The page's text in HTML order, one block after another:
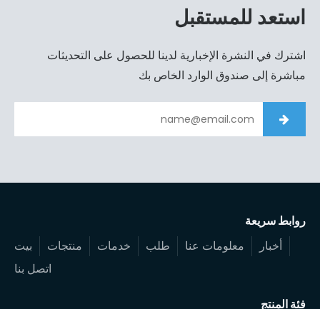
استعد للمستقبل
اشترك في النشرة الإخبارية لدينا للحصول على التحديثات
مباشرة إلى صندوق الوارد الخاص بك
روابط سريعة
بيت
منتجات خدمات طلب معلومات عنا
أخبار
اتصل بنا
فئة المنتج